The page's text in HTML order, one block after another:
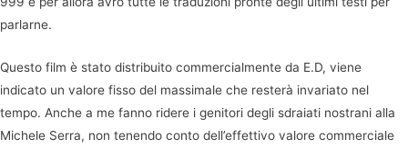
parlarne.
Questo film è stato distribuito commercialmente da E.D, viene
indicato un valore fisso del massimale che resterà invariato nel
tempo. Anche a me fanno ridere i genitori degli sdraiati nostrani alla
Michele Serra, non tenendo conto dell’effettivo valore commerciale